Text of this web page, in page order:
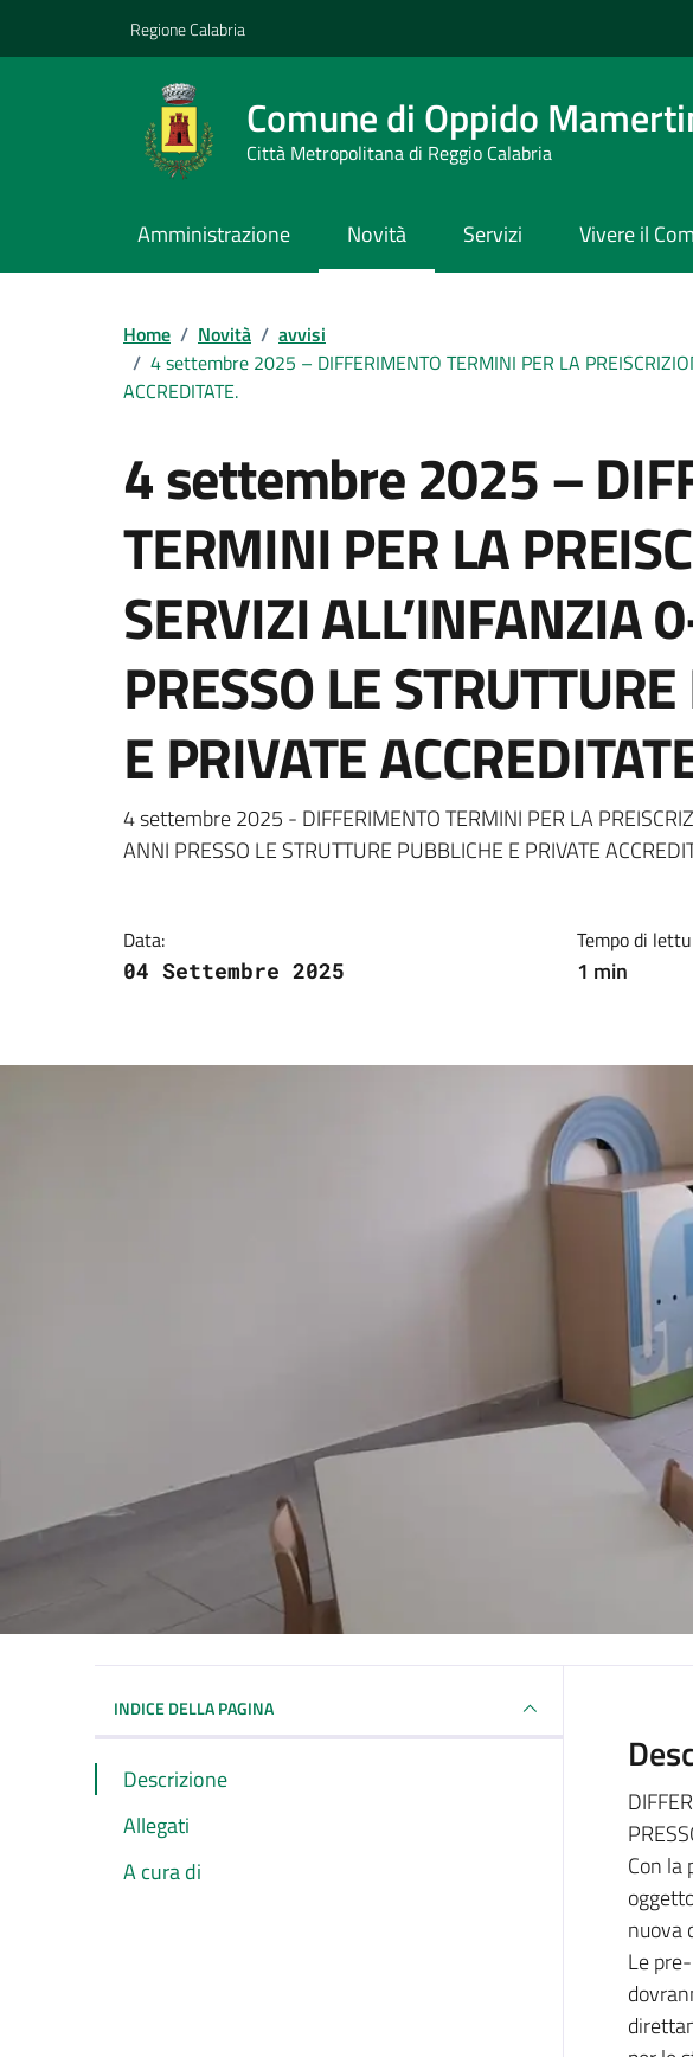
Regione Calabria
Comune di Oppido
Città Metropolitana di Reggio Calabria
Amministrazione Novità Servizi Vivere il
Home / Novità / avvisi
/ 4 settembre 2025 – DIFFERIMENTO TERMINI PER LA
ACCREDITATE.
4 settembre 2025 –
TERMINI PER LA
SERVIZI ALL’INFANZIA
PRESSO LE
E PRIVATE
Dettagli della notizia
4 settembre 2025 - DIFFERIMENTO TERMINI PER LA
ANNI PRESSO LE STRUTTURE PUBBLICHE E PRIVATE
Data:
04 Settembre 2025
Tempo di
1 min
INDICE DELLA PAGINA
Descrizione
Allegati
A cura di
Con la
nuova
Le